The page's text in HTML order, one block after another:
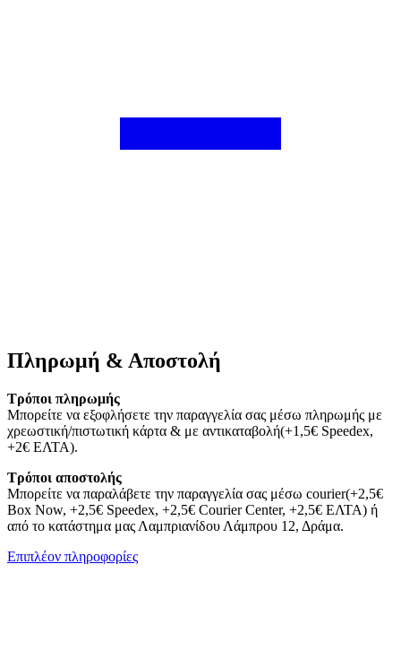
Πληρωμή & Αποστολή
Τρόποι πληρωμής
Μπορείτε να εξοφλήσετε την παραγγελία σας μέσω πληρωμής με
χρεωστική/πιστωτική κάρτα & με αντικαταβολή(+1,5€ Speedex,
+2€ ΕΛΤΑ).
Τρόποι αποστολής
Μπορείτε να παραλάβετε την παραγγελία σας μέσω courier(+2,5€
Box Now, +2,5€ Speedex, +2,5€ Courier Center, +2,5€ ΕΛΤΑ) ή
από το κατάστημα μας Λαμπριανίδου Λάμπρου 12, Δράμα.
Επιπλέον πληροφορίες